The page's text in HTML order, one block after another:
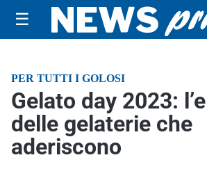
☰
PER TUTTI I GOLOSI
Gelato day 2023:
delle gelaterie che
aderiscono